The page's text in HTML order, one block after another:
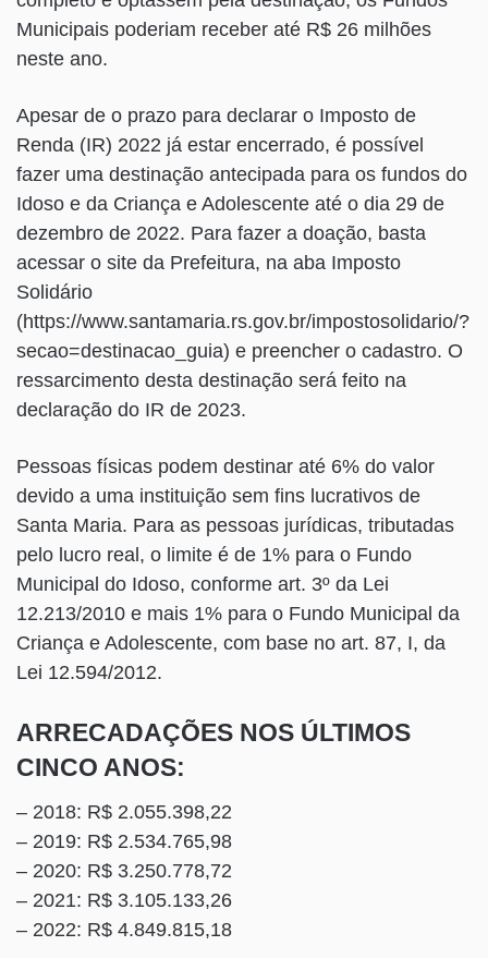
Municipais poderiam receber até R$ 26 milhões
neste ano.
Apesar de o prazo para declarar o Imposto de
Renda (IR) 2022 já estar encerrado, é possível
fazer uma destinação antecipada para os fundos do
Idoso e da Criança e Adolescente até o dia 29 de
dezembro de 2022. Para fazer a doação, basta
acessar o site da Prefeitura, na aba Imposto
Solidário
(https://www.santamaria.rs.gov.br/impostosolidario/?
secao=destinacao_guia) e preencher o cadastro. O
ressarcimento desta destinação será feito na
declaração do IR de 2023.
Pessoas físicas podem destinar até 6% do valor
devido a uma instituição sem fins lucrativos de
Santa Maria. Para as pessoas jurídicas, tributadas
pelo lucro real, o limite é de 1% para o Fundo
Municipal do Idoso, conforme art. 3º da Lei
12.213/2010 e mais 1% para o Fundo Municipal da
Criança e Adolescente, com base no art. 87, I, da
Lei 12.594/2012.
ARRECADAÇÕES NOS ÚLTIMOS
CINCO ANOS:
– 2018: R$ 2.055.398,22
– 2019: R$ 2.534.765,98
– 2020: R$ 3.250.778,72
– 2021: R$ 3.105.133,26
– 2022: R$ 4.849.815,18